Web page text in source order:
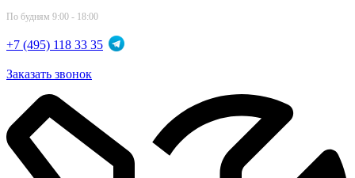
По будням 9:00 - 18:00
+7 (495) 118 33 35
Заказать звонок